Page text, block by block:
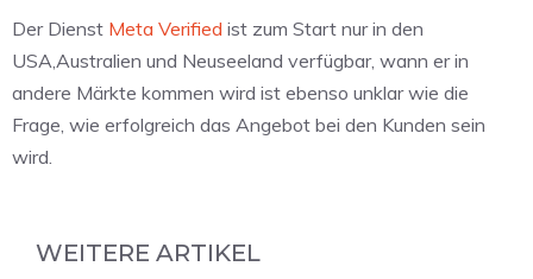
Der Dienst Meta Verified ist zum Start nur in den
USA,Australien und Neuseeland verfügbar, wann er in
andere Märkte kommen wird ist ebenso unklar wie die
Frage, wie erfolgreich das Angebot bei den Kunden sein
wird.
WEITERE ARTIKEL